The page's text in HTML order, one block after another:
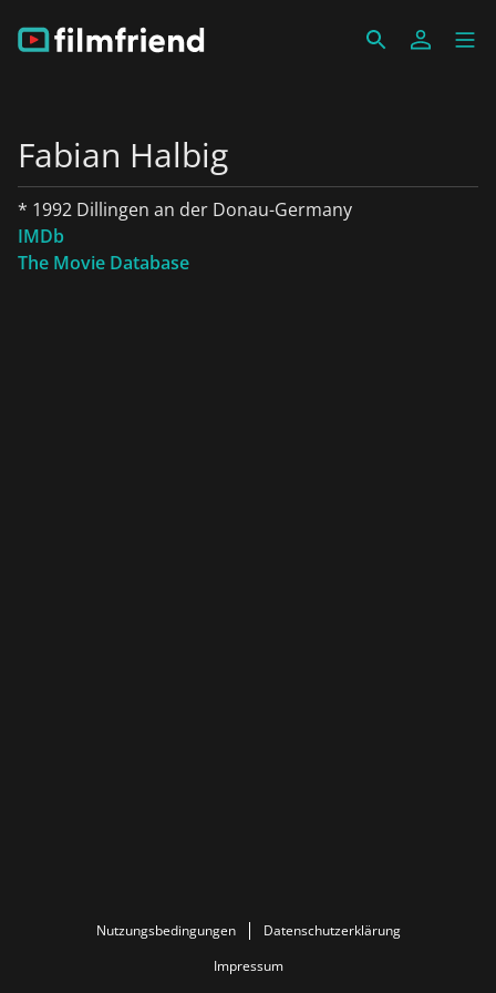
Fabian Halbig
* 1992 Dillingen an der Donau-Germany
IMDb
The Movie Database
Nutzungsbedingungen
Datenschutzerklärung
Impressum